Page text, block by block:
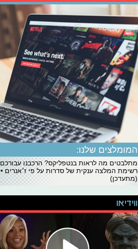
המומלצים שלנו:
מתלבטים מה לראות בנטפליקס? הרכבנו עבורכם
רשימת המלצה ענקית של סדרות על פי ז׳אנרים •
(מתעדכן)
ווידיאו